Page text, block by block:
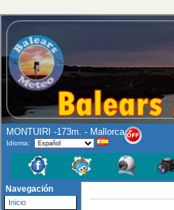
MONTUIRI -173m. - Mallorca
Idioma:
Navegación
Inicio